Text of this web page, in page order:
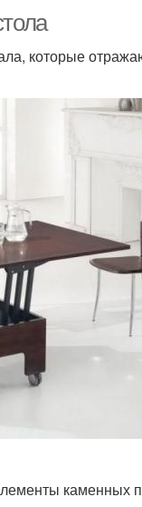
которые
каменных